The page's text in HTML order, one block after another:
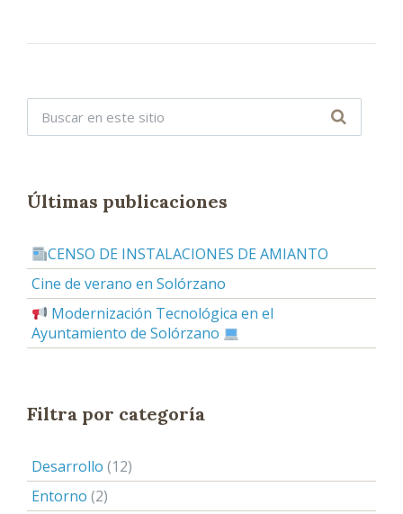
Últimas publicaciones
CENSO DE INSTALACIONES DE AMIANTO
Cine de verano en Solórzano
Modernización Tecnológica en el
Ayuntamiento de Solórzano
Filtra por categoría
Desarrollo (12)
Entorno (2)